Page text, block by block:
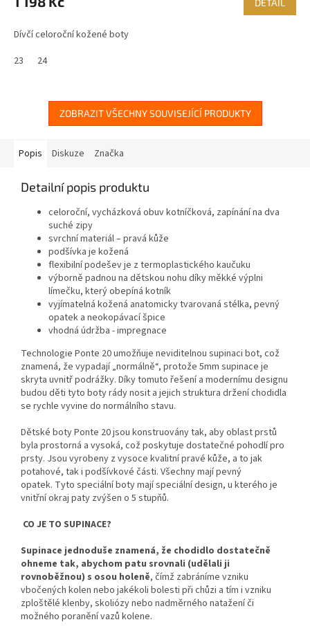
DETAIL
Dívčí celoroční kožené boty
23
24
ZOBRAZIT VŠECHNY SOUVISEJÍCÍ PRODUKTY
Popis Diskuze Značka
Detailní popis produktu
celoroční, vycházková obuv kotníčková, zapínání na dva
suché zipy
svrchní materiál – pravá kůže
podšívka je kožená
flexibilní podešev je z termoplastického kaučuku
výborně padnou na dětskou nohu díky měkké výplni
límečku, který obepíná kotník
vyjímatelná kožená anatomicky tvarovaná stélka, pevný
opatek a neokopávací špice
vhodná údržba - impregnace
Technologie Ponte 20 umožňuje neviditelnou supinaci bot, což
znamená, že vypadají „normálně“, protože 5mm supinace je
skryta uvnitř podrážky. Díky tomuto řešení a modernímu designu
budou děti tyto boty rády nosit a jejich struktura držení chodidla
se rychle vyvine do normálního stav​u.
Dětské boty Ponte 20 jsou konstruovány tak, aby oblast prstů
byla prostorná a vysoká, což poskytuje dostatečné pohodlí pro
prsty. Jsou vyrobeny z vysoce kvalitní pravé kůže, a to jak
potahové, tak i podšívkové části. Všechny mají pevný
opatek. Tyto speciální boty mají speciální design, u kterého je
vnitřní okraj paty zvýšen o 5 stupňů.
CO JE TO SUPINACE?
Supinace jednoduše znamená, že chodidlo dostatečně
ohneme tak, abychom patu srovnali (udělali ji
rovnoběžnou) s osou holeně, čímž zabráníme vzniku
vbočených kolen nebo jakékoli bolesti při chůzi a tím i vzniku
zploštělé klenby, skoliózy nebo nadměrného natažení či
možného poranění vazů kolene.